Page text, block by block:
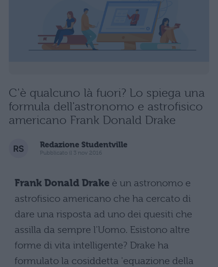
C'è qualcuno là fuori? Lo spiega una
formula dell'astronomo e astrofisico
americano Frank Donald Drake
Redazione Studentville
Pubblicato il 3 nov 2016
Frank Donald Drake è un astronomo e
astrofisico americano che ha cercato di
dare una risposta ad uno dei quesiti che
assilla da sempre l'Uomo. Esistono altre
forme di vita intelligente? Drake ha
formulato la cosiddetta 'equazione della